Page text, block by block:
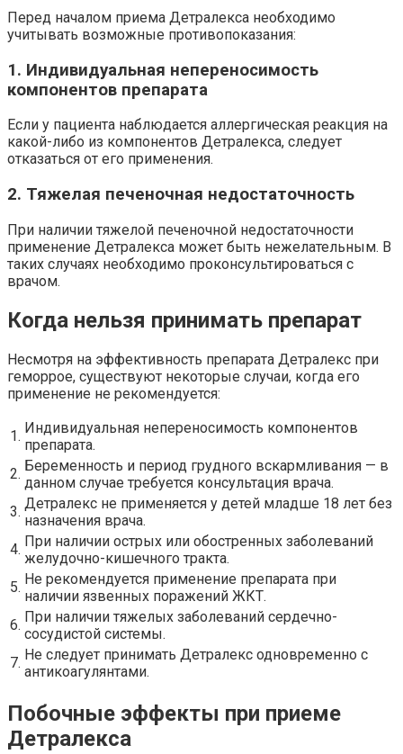
Перед началом приема Детралекса необходимо
учитывать возможные противопоказания:
1. Индивидуальная непереносимость
компонентов препарата
Если у пациента наблюдается аллергическая реакция на
какой-либо из компонентов Детралекса, следует
отказаться от его применения.
2. Тяжелая печеночная недостаточность
При наличии тяжелой печеночной недостаточности
применение Детралекса может быть нежелательным. В
таких случаях необходимо проконсультироваться с
врачом.
Когда нельзя принимать препарат
Несмотря на эффективность препарата Детралекс при
геморрое, существуют некоторые случаи, когда его
применение не рекомендуется:
1. Индивидуальная непереносимость компонентов
препарата.
2. Беременность и период грудного вскармливания — в
данном случае требуется консультация врача.
3. Детралекс не применяется у детей младше 18 лет без
назначения врача.
4. При наличии острых или обостренных заболеваний
желудочно-кишечного тракта.
5. Не рекомендуется применение препарата при
наличии язвенных поражений ЖКТ.
6. При наличии тяжелых заболеваний сердечно-
сосудистой системы.
7. Не следует принимать Детралекс одновременно с
антикоагулянтами.
Побочные эффекты при приеме
Детралекса